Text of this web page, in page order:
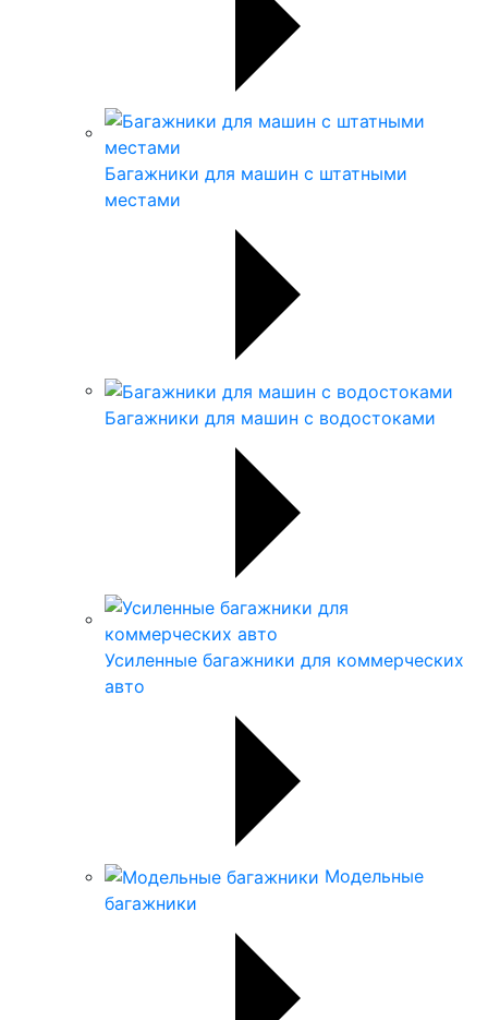
Багажники для машин с штатными
местами
Багажники для машин с водостоками
Усиленные багажники для коммерческих
авто
Модельные
багажники